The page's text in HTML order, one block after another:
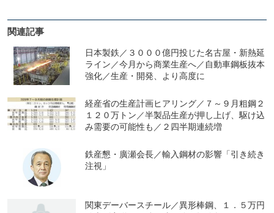
関連記事
日本製鉄／３０００億円投じた名古屋・新熱延
ライン／今月から商業生産へ／自動車鋼板抜本
強化／生産・開発、より高度に
経産省の生産計画ヒアリング／７～９月粗鋼２
１２０万トン／半製品生産が押し上げ、駆け込
み需要の可能性も／２四半期連続増
鉄産懇・廣瀬会長／輸入鋼材の影響「引き続き
注視」
関東デーバースチール／異形棒鋼、１．５万円